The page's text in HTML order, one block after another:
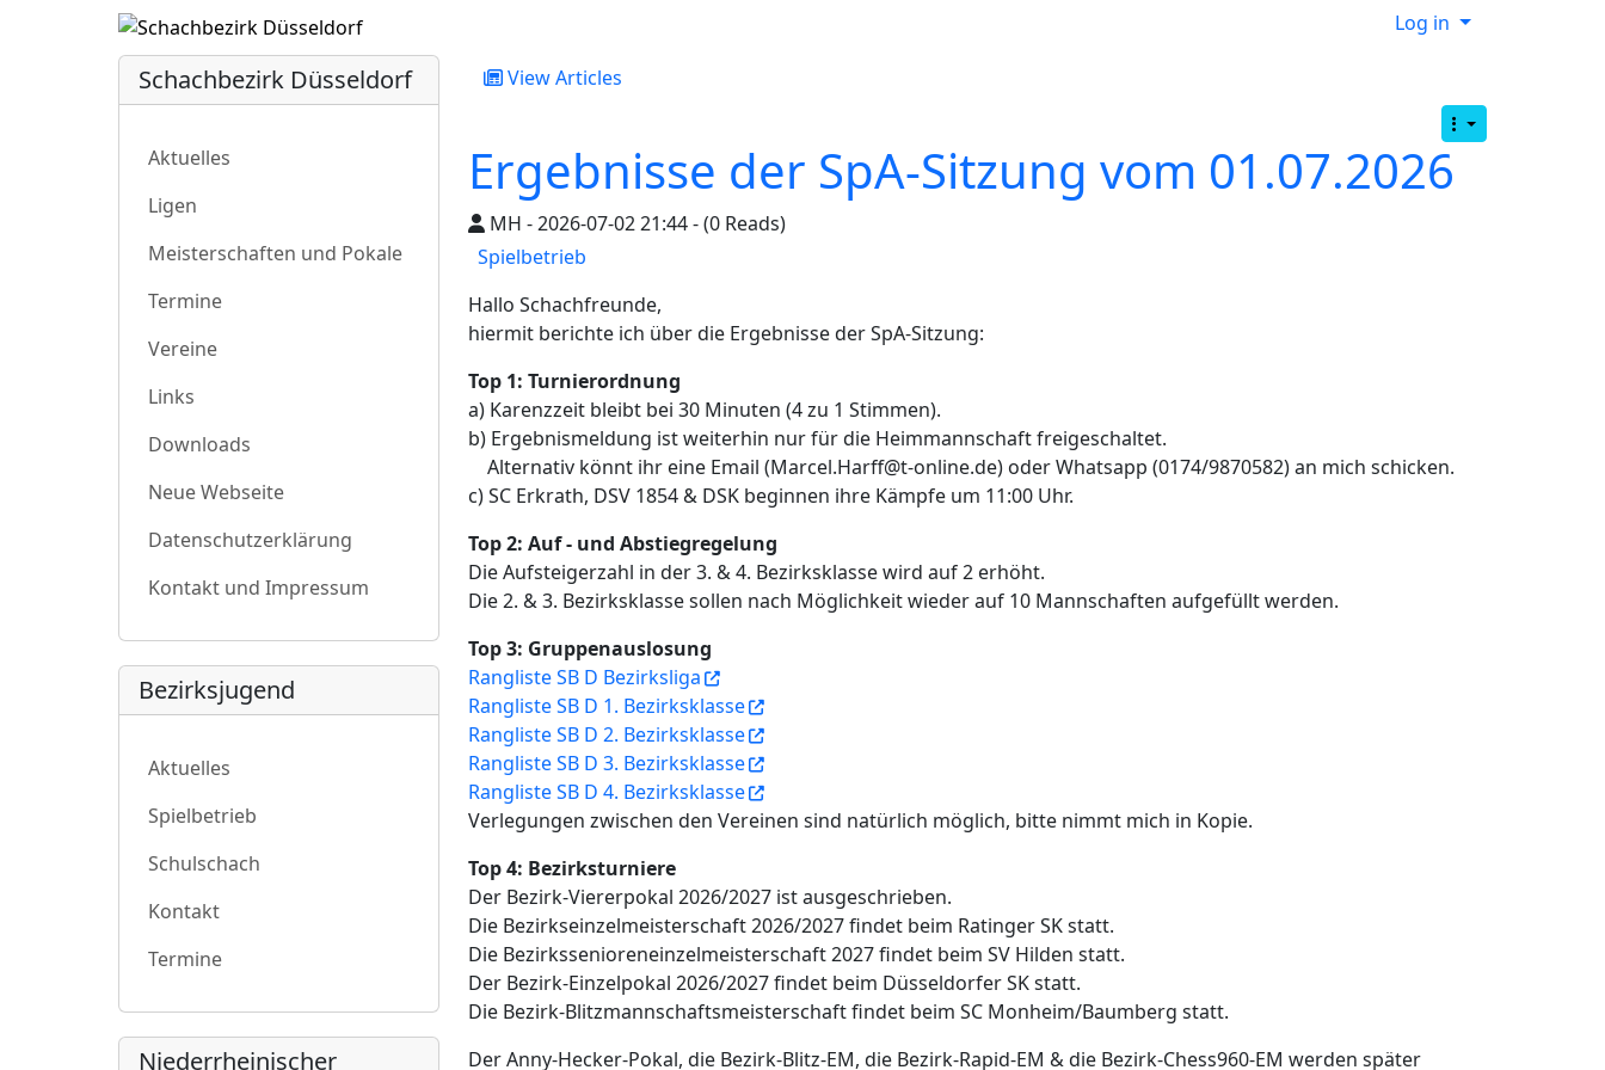
Log in
View Articles
Ergebnisse der SpA-Sitzung vom 01.07.2026
MH - 2026-07-02 21:44 - (0 Reads)
Spielbetrieb
Hallo Schachfreunde,
hiermit berichte ich über die Ergebnisse der SpA-Sitzung:
Top 1: Turnierordnung
a) Karenzzeit bleibt bei 30 Minuten (4 zu 1 Stimmen).
b) Ergebnismeldung ist weiterhin nur für die Heimmannschaft freigeschaltet.
Alternativ könnt ihr eine Email (Marcel.Harff@t-online.de) oder Whatsapp (0174/9870582) an mich schicken.
c) SC Erkrath, DSV 1854 & DSK beginnen ihre Kämpfe um 11:00 Uhr.
Top 2: Auf - und Abstiegregelung
Die Aufsteigerzahl in der 3. & 4. Bezirksklasse wird auf 2 erhöht.
Die 2. & 3. Bezirksklasse sollen nach Möglichkeit wieder auf 10 Mannschaften aufgefüllt werden.
Top 3: Gruppenauslosung
Rangliste SB D Bezirksliga
Rangliste SB D 1. Bezirksklasse
Rangliste SB D 2. Bezirksklasse
Rangliste SB D 3. Bezirksklasse
Rangliste SB D 4. Bezirksklasse
Verlegungen zwischen den Vereinen sind natürlich möglich, bitte nimmt mich in Kopie.
Top 4: Bezirksturniere
Der Bezirk-Viererpokal 2026/2027 ist ausgeschrieben.
Die Bezirkseinzelmeisterschaft 2026/2027 findet beim Ratinger SK statt.
Die Bezirkssenioreneinzelmeisterschaft 2027 findet beim SV Hilden statt.
Der Bezirk-Einzelpokal 2026/2027 findet beim Düsseldorfer SK statt.
Die Bezirk-Blitzmannschaftsmeisterschaft findet beim SC Monheim/Baumberg statt.
Der Anny-Hecker-Pokal, die Bezirk-Blitz-EM, die Bezirk-Rapid-EM & die Bezirk-Chess960-EM werden später
Schachbezirk Düsseldorf
Aktuelles
Ligen
Meisterschaften und Pokale
Termine
Vereine
Links
Downloads
Neue Webseite
Datenschutzerklärung
Kontakt und Impressum
Bezirksjugend
Aktuelles
Spielbetrieb
Schulschach
Kontakt
Termine
Niederrheinischer